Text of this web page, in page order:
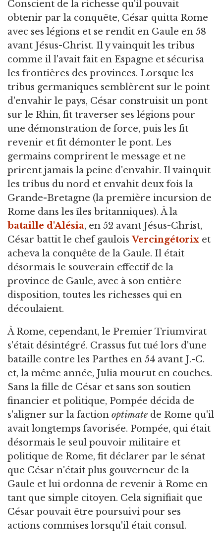
Conscient de la richesse qu'il pouvait
obtenir par la conquête, César quitta Rome
avec ses légions et se rendit en Gaule en 58
avant Jésus-Christ. Il y vainquit les tribus
comme il l'avait fait en Espagne et sécurisa
les frontières des provinces. Lorsque les
tribus germaniques semblèrent sur le point
d'envahir le pays, César construisit un pont
sur le Rhin, fit traverser ses légions pour
une démonstration de force, puis les fit
revenir et fit démonter le pont. Les
germains comprirent le message et ne
prirent jamais la peine d'envahir. Il vainquit
les tribus du nord et envahit deux fois la
Grande-Bretagne (la première incursion de
Rome dans les îles britanniques). À la
bataille d'Alésia, en 52 avant Jésus-Christ,
César battit le chef gauloisVercingétorix et
acheva la conquête de la Gaule. Il était
désormais le souverain effectif de la
province de Gaule, avec à son entière
disposition, toutes les richesses qui en
découlaient.
À Rome, cependant, le Premier Triumvirat
s'était désintégré. Crassus fut tué lors d'une
bataille contre les Parthes en 54 avant J.-C.
et, la même année, Julia mourut en couches.
Sans la fille de César et sans son soutien
financier et politique, Pompée décida de
s'aligner sur la faction optimate de Rome qu'il
avait longtemps favorisée. Pompée, qui était
désormais le seul pouvoir militaire et
politique de Rome, fit déclarer par le sénat
que César n'était plus gouverneur de la
Gaule et lui ordonna de revenir à Rome en
tant que simple citoyen. Cela signifiait que
César pouvait être poursuivi pour ses
actions commises lorsqu'il était consul.